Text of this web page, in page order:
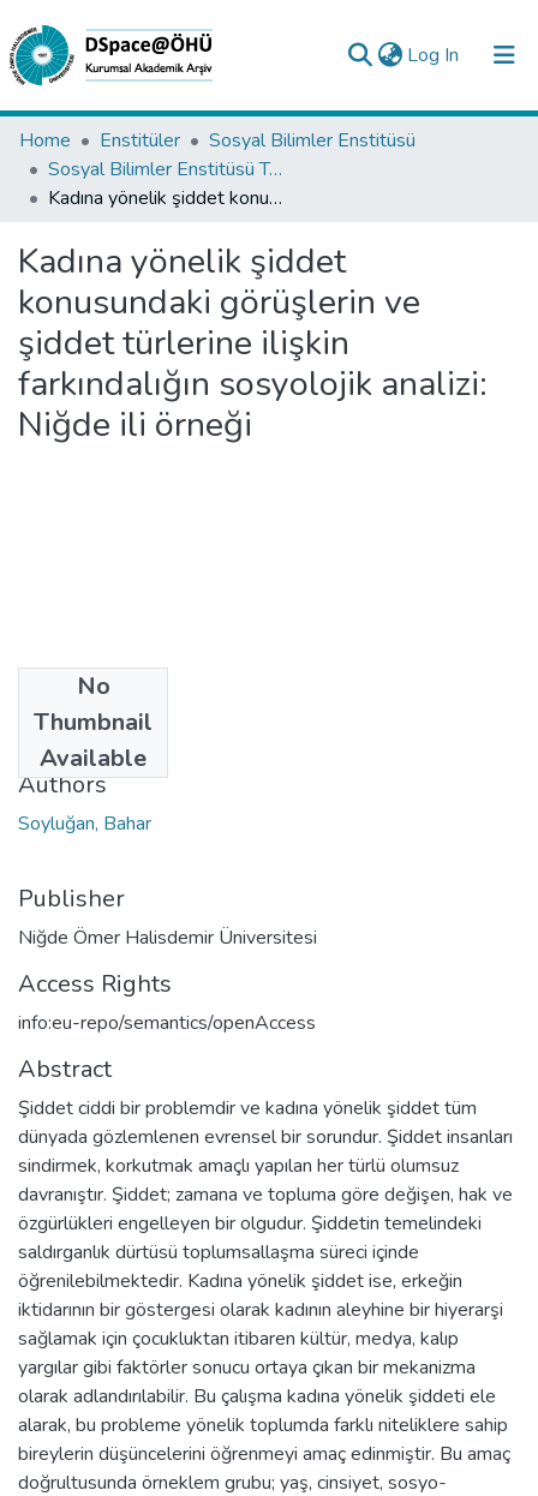
Log In (current)
Collections
All of DSpace
Analyze
Request/Question
Home Enstitüler
Sosyal Bilimler Enstitüsü
Sosyal Bilimler Enstitüsü Tez Koleksiyonu
Kadına yönelik şiddet konusundaki görüşlerin ve şiddet türlerine ilişkin farkındalığın sosyolojik analizi: Niğde ili örneği
Kadına yönelik şiddet
konusundaki görüşlerin ve
şiddet türlerine ilişkin
farkındalığın sosyolojik analizi:
Niğde ili örneği
No
Thumbnail
Available
2023
Authors
Soyluğan, Bahar
Publisher
Niğde Ömer Halisdemir Üniversitesi
Access Rights
info:eu-repo/semantics/openAccess
Abstract
Şiddet ciddi bir problemdir ve kadına yönelik şiddet tüm
dünyada gözlemlenen evrensel bir sorundur. Şiddet insanları
sindirmek, korkutmak amaçlı yapılan her türlü olumsuz
davranıştır. Şiddet; zamana ve topluma göre değişen, hak ve
özgürlükleri engelleyen bir olgudur. Şiddetin temelindeki
saldırganlık dürtüsü toplumsallaşma süreci içinde
öğrenilebilmektedir. Kadına yönelik şiddet ise, erkeğin
iktidarının bir göstergesi olarak kadının aleyhine bir hiyerarşi
sağlamak için çocukluktan itibaren kültür, medya, kalıp
yargılar gibi faktörler sonucu ortaya çıkan bir mekanizma
olarak adlandırılabilir. Bu çalışma kadına yönelik şiddeti ele
alarak, bu probleme yönelik toplumda farklı niteliklere sahip
bireylerin düşüncelerini öğrenmeyi amaç edinmiştir. Bu amaç
doğrultusunda örneklem grubu; yaş, cinsiyet, sosyo-